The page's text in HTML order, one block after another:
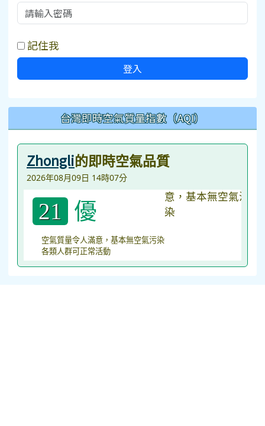
記住我
登入
台灣即時空氣質量指數（AQI）
Zhongli的即時空氣品質
2026年08月09日 14時07分
21 優
空氣質量令人滿意，基本無空氣污染
各類人群可正常活動